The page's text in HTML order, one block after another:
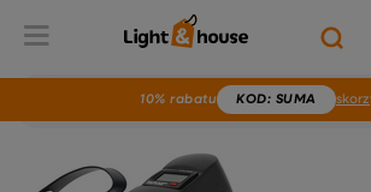
10% rabatu KOD: SUMA